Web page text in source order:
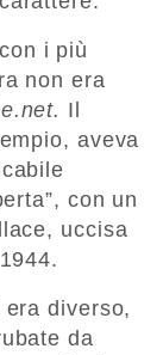
i più
non era
Il
aveva
con un
uccisa
diverso,
da